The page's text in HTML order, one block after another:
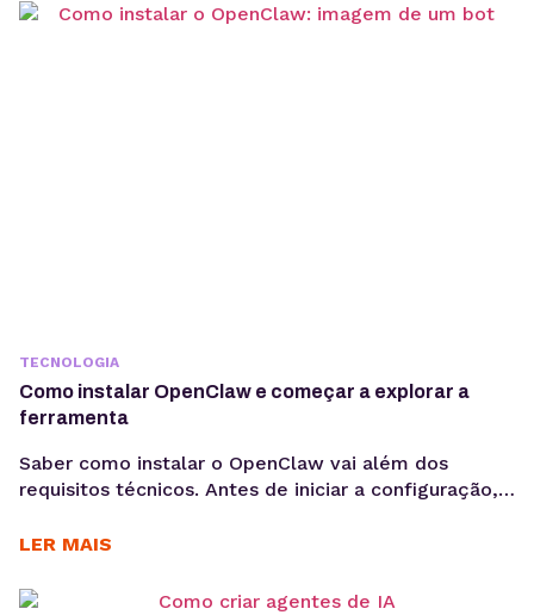
TECNOLOGIA
Como instalar OpenClaw e começar a explorar a
ferramenta
Saber como instalar o OpenClaw vai além dos
requisitos técnicos. Antes de iniciar a configuração,
casos de uso e como a ferramenta pode contribuir
OpenClaw centraliza a criação e operação de
LER MAIS